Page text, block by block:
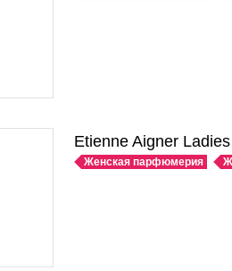
Etienne Aigner
Женская парфюмерия